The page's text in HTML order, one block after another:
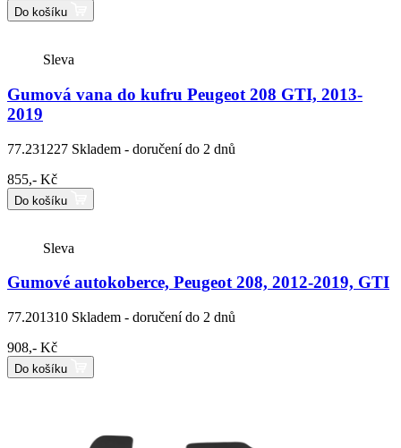
Do košíku
Sleva
Gumová vana do kufru Peugeot 208 GTI, 2013-
2019
77.231227 Skladem - doručení do 2 dnů
855,- Kč
Do košíku
Sleva
Gumové autokoberce, Peugeot 208, 2012-2019, GTI
77.201310 Skladem - doručení do 2 dnů
908,- Kč
Do košíku